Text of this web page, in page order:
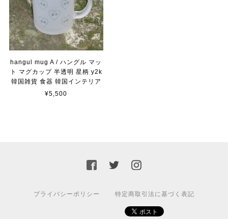
hangul mug A / ハングル マッ
ト マグカップ 半透明 星柄 y2k
韓国雑貨 食器 韓国インテリア
¥5,500
プライバシーポリシー 特定商取引法に基づく表記